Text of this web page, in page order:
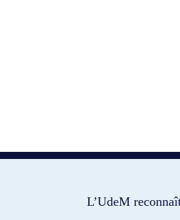
L’UdeM